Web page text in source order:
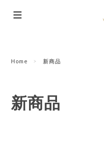
Home 新商品
新商品